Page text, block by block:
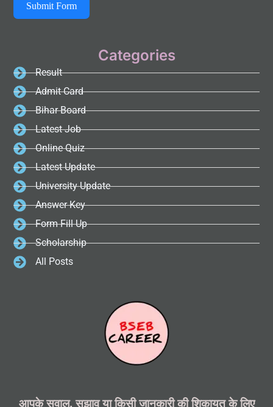
Submit Form
Categories
Result
Admit Card
Bihar Board
Latest Job
Online Quiz
Latest Update
University Update
Answer Key
Form Fill Up
Scholarship
All Posts
आपके सवाल, सुझाव या किसी जानकारी की शिकायत के लिए